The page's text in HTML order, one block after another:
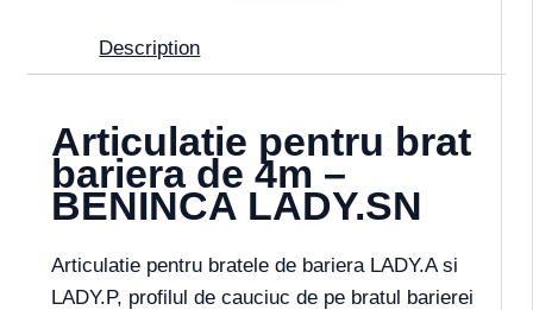
Description
Articulatie pentru brat
bariera de 4m –
BENINCA LADY.SN
Articulatie pentru bratele de bariera LADY.A si
LADY.P, profilul de cauciuc de pe bratul barierei